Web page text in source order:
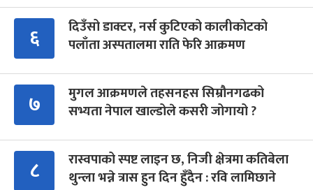
६
दिउँसो डाक्टर, नर्स कुटिएको कालीकोटको
पलाँता अस्पतालमा राति फेरि आक्रमण
७
मुगल आक्रमणले तहसनहस सिम्रौनगढको
सभ्यता नेपाल खाल्डोले कसरी जोगायो ?
८
रास्वपाको स्पष्ट लाइन छ, निजी क्षेत्रमा कतिबेला
थुन्ला भन्ने त्रास हुन दिन हुँदैन : रवि लामिछाने